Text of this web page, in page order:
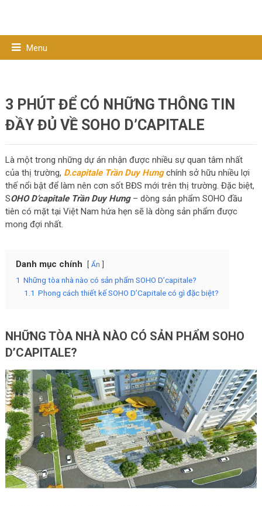
Menu
3 PHÚT ĐỂ CÓ NHỮNG THÔNG TIN
ĐẦY ĐỦ VỀ SOHO D’CAPITALE
Là một trong những dự án nhận được nhiều sự quan tâm nhất
của thị trường, D.capitale Trần Duy Hưngchính sở hữu nhiều lợi
thế nổi bật để làm nên cơn sốt BĐS mới trên thị trường. Đặc biệt,
SOHO D’capitale Trần Duy Hưng– dòng sản phẩm SOHO đầu
tiên có mặt tại Việt Nam hứa hẹn sẽ là dòng sản phẩm được
mong đợi nhất.
Danh mục chính Ẩn
1 Những tòa nhà nào có sản phẩm SOHO D’capitale?
1.1 Phong cách thiết kế SOHO D’Capitale có gì đặc biệt?
NHỮNG TÒA NHÀ NÀO CÓ SẢN PHẨM SOHO
D’CAPITALE?